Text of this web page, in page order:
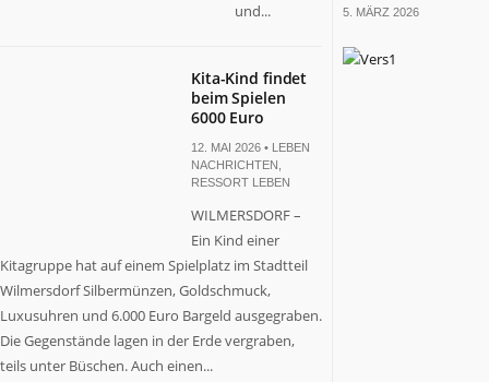
und...
Kita-Kind findet
beim Spielen
6000 Euro
12. MAI 2026 • LEBEN
NACHRICHTEN
RESSORT LEBEN
WILMERSDORF –
Ein Kind einer
Kitagruppe hat auf einem Spielplatz im Stadtteil
Wilmersdorf Silbermünzen, Goldschmuck,
Luxusuhren und 6.000 Euro Bargeld ausgegraben.
Die Gegenstände lagen in der Erde vergraben,
teils unter Büschen. Auch einen...
5. MÄRZ 2026